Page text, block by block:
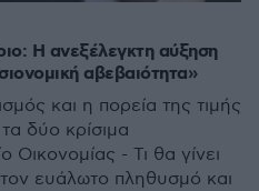
Η ανεξέλεγκτη αύξηση
αβεβαιότητα»
και η πορεία της τιμής
δύο κρίσιμα
Οικονομίας - Τι θα γίνει
ευάλωτο πληθυσμό και